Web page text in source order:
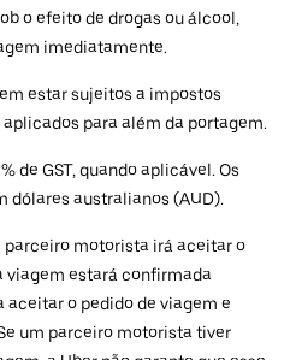
o efeito de drogas ou álcool,
imediatamente.
estar sujeitos a impostos
para além da portagem.
de GST, quando aplicável. Os
dólares australianos (AUD).
parceiro motorista irá aceitar o
viagem estará confirmada
o pedido de viagem e
um parceiro motorista tiver